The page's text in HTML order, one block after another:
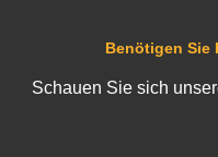
Benötigen Sie
Schauen Sie sich